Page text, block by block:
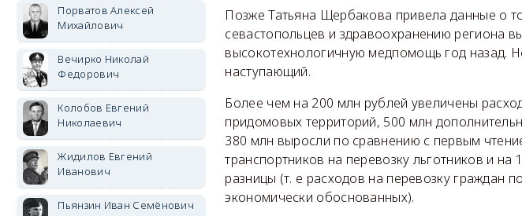
Позже Татьяна Щербакова привела данные о
севастопольцев и здравоохранению региона
высокотехнологичную медпомощь год назад.
наступающий.
Более чем на 200 млн рублей увеличены
придомовых территорий, 500 млн
380 млн выросли по сравнению с первым
транспортников на перевозку льготников и
разницы (т. е расходов на перевозку граждан
экономически обоснованных).
Порватов Алексей
Михайлович
Вечирко Николай
Федорович
Колобов Евгений
Николаевич
Жидилов Евгений
Иванович
Пьянзин Иван Семёнович